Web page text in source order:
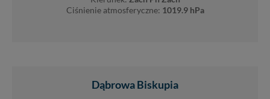
Ciśnienie atmosferyczne: 1019.9 hPa
Dąbrowa Biskupia